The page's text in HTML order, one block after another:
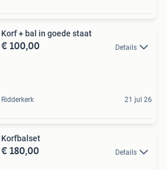
Korf + bal in goede staat
€ 100,00 Details
Ridderkerk 21 jul 26
Korfbalset
€ 180,00 Details